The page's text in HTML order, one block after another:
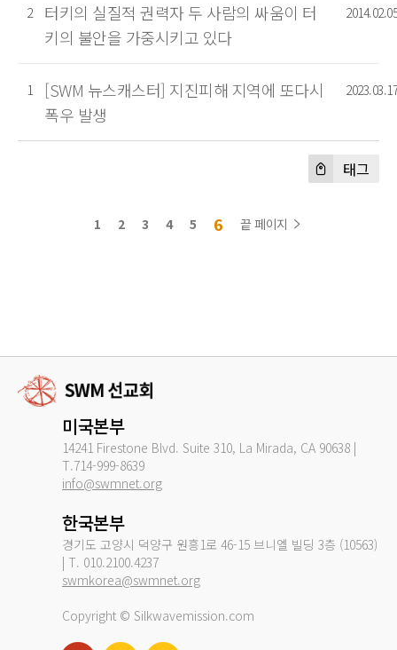
2
터키의 실질적 권력자 두 사람의 싸움이 터
키의 불안을 가중시키고 있다
2014.02.05
1
[SWM 뉴스캐스터] 지진피해 지역에 또다시
폭우 발생
2023.03.17
태그
1 2 3 4 5 6 끝 페이지
미국본부
14241 Firestone Blvd. Suite 310, La Mirada, CA 90638 |
T.714-999-8639
info@swmnet.org
한국본부
경기도 고양시 덕양구 원흥1로 46-15 브니엘 빌딩 3층 (10563)
| T. 010.2100.4237
swmkorea@swmnet.org
Copyright © Silkwavemission.com